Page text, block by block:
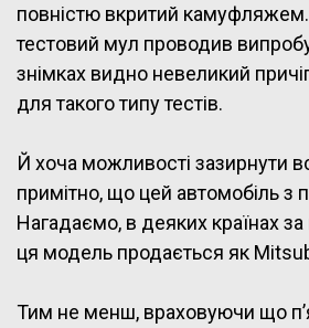
повністю вкритий камуфляжем.
тестовий мул проводив
знімках видно невеликий
для такого типу тестів.
Й хоча можливості зазирнути
примітно, що цей автомобіль з
Нагадаємо, в деяких країнах
ця модель продається як
Тим не менш, враховуючи що